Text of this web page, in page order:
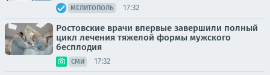
МЕЛИТОПОЛЬ 17:32
Ростовские врачи впервые завершили полный
цикл лечения тяжелой формы мужского
бесплодия
СМИ 17:32